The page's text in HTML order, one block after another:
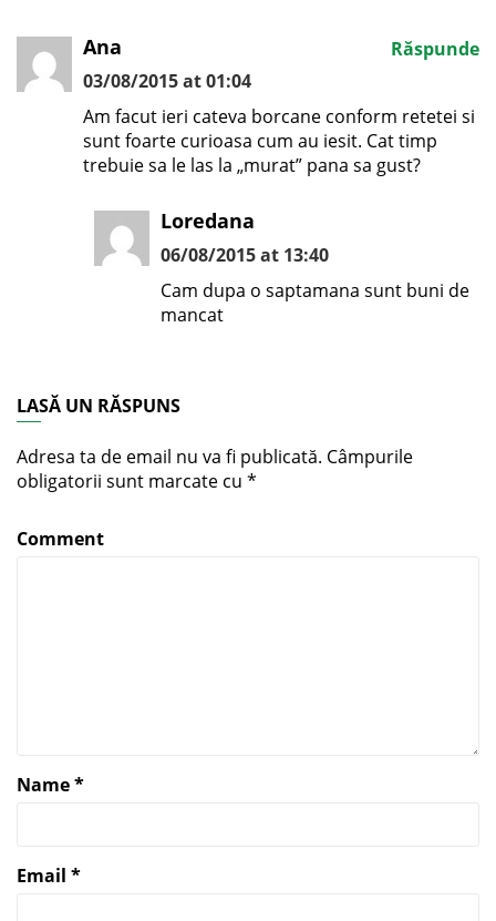
Ana
03/08/2015 at 01:04
Am facut ieri cateva borcane conform retetei si
sunt foarte curioasa cum au iesit. Cat timp
trebuie sa le las la „murat” pana sa gust?
Răspunde
Loredana
06/08/2015 at 13:40
Cam dupa o saptamana sunt buni de
mancat
LASĂ UN RĂSPUNS
Adresa ta de email nu va fi publicată. Câmpurile
obligatorii sunt marcate cu *
Comment
Name*
Email *